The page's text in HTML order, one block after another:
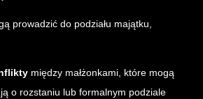
prowadzić do podziału majątku,
między małżonkami, które mogą
o rozstaniu lub formalnym podziale